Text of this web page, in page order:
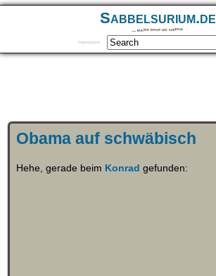
Sabbelsurium.de
… munter drauf los sabbeln
Impressum
Obama auf schwäbisch
Hehe, gerade beim Konrad gefunden: